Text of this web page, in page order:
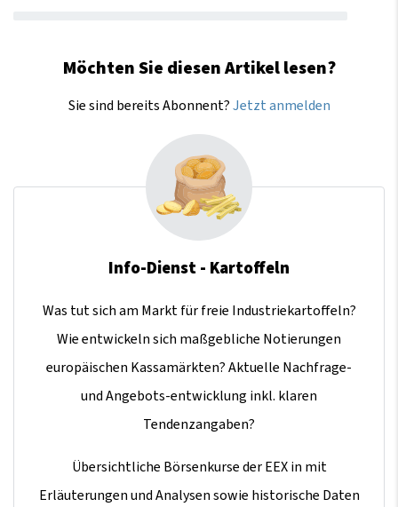
Möchten Sie diesen Artikel lesen?
Sie sind bereits Abonnent?Jetzt anmelden
Info-Dienst - Kartoffeln
Was tut sich am Markt für freie Industriekartoffeln?
Wie entwickeln sich maßgebliche Notierungen
europäischen Kassamärkten? Aktuelle Nachfrage-
und Angebots-entwicklung inkl. klaren
Tendenzangaben?
Übersichtliche Börsenkurse der EEX in mit
Erläuterungen und Analysen sowie historische Daten